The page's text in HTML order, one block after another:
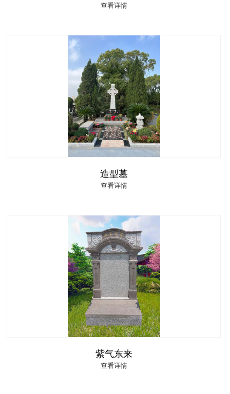
查看详情
造型墓
查看详情
紫气东来
查看详情